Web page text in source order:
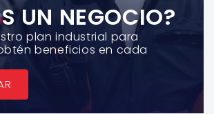
UN NEGOCIO?
plan industrial para
beneficios en cada